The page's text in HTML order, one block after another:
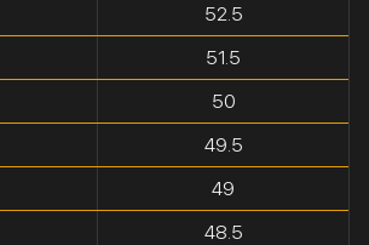
52.5
51.5
50
49.5
49
48.5